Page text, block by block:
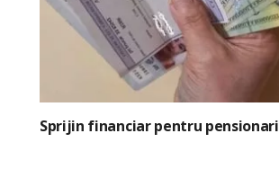
Sprijin financiar pentru pensionari